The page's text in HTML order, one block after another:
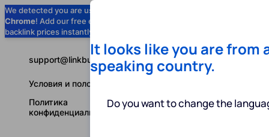
We detected you are using
Chrome! Add our free extension to check
backlink prices instantly as you browse.
support@linkbuilder.com
Условия и положения
Политика
конфиденциальности
It looks like you are from
speaking country.
Do you want to change the